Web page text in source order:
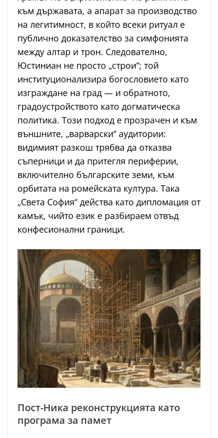
към държавата, а апарат за производство
на легитимност, в който всеки ритуал е
публично доказателство за симфонията
между алтар и трон. Следователно,
Юстиниан не просто „строи“; той
институционализира богословието като
изграждане на град — и обратното,
градоустройството като догматическа
политика. Този подход е прозрачен и към
външните, „варварски“ аудитории:
видимият разкош трябва да отказва
съперници и да притегля периферии,
включително българските земи, към
орбитата на ромейската култура. Така
„Света София“ действа като дипломация от
камък, чийто език е разбираем отвъд
конфесионални граници.
Пост-Ника реконструкцията като
програма за памет